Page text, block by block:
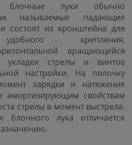
блочные луки обычно
называемые падающие
состоят из кронштейна для
крепления,
вращающейся
стрелы и винтов
настройки. На полочку
зарядки и натяжения
амортизирующим свойствам
стрелы в момент выстрела.
блочного лука отличается